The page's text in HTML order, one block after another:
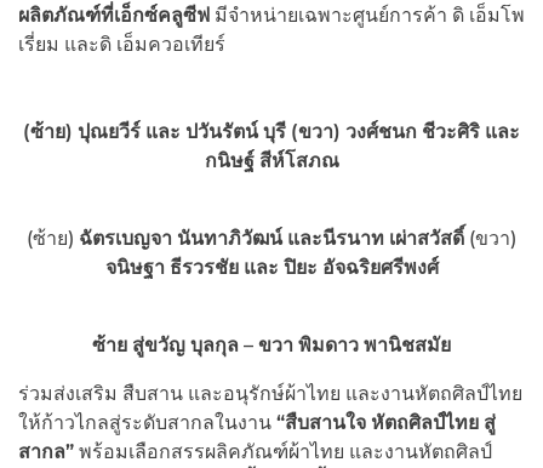
ผลิตภัณฑ์ที่เอ็กซ์คลูซีฟ มีจำหน่ายเฉพาะศูนย์การค้า ดิ เอ็มโพ
เรี่ยม และดิ เอ็มควอเทียร์
(ซ้าย) ปุณยวีร์ และ ปวันรัตน์ บุรี (ขวา) วงศ์ชนก ชีวะศิริ และ
กนิษฐ์ สีห์โสภณ
(ซ้าย) ฉัตรเบญจา นันทาภิวัฒน์ และนีรนาท เผ่าสวัสดิ์ (ขวา)
จนิษฐา ธีรวรชัย และ ปิยะ อัจฉริยศรีพงศ์
ซ้าย สู่ขวัญ บุลกุล – ขวา พิมดาว พานิชสมัย
ร่วมส่งเสริม สืบสาน และอนุรักษ์ผ้าไทย และงานหัตถศิลป์ไทย
ให้ก้าวไกลสู่ระดับสากลในงาน “สืบสานใจ หัตถศิลป์ไทย สู่
สากล” พร้อมเลือกสรรผลิคภัณฑ์ผ้าไทย และงานหัตถศิลป์